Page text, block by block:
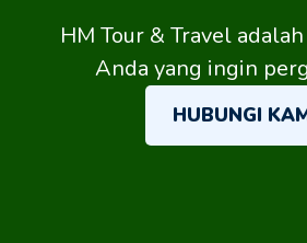
HM Tour & Travel
Anda yang ingin
HUBUNGI